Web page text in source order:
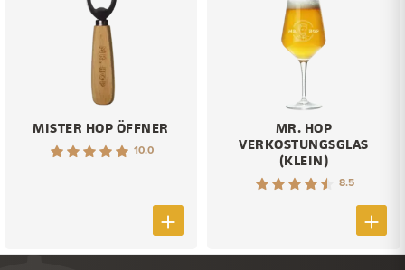
MISTER HOP ÖFFNER
10.0
MR. HOP
VERKOSTUNGSGLAS
(KLEIN)
8.5